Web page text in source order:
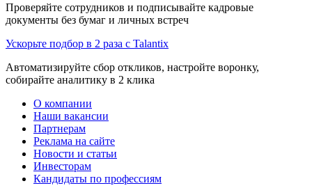
Проверяйте сотрудников и подписывайте кадровые
документы без бумаг и личных встреч
Ускорьте подбор в 2 раза с Talantix
Автоматизируйте сбор откликов, настройте воронку,
собирайте аналитику в 2 клика
О компании
Наши вакансии
Партнерам
Реклама на сайте
Новости и статьи
Инвесторам
Кандидаты по профессиям